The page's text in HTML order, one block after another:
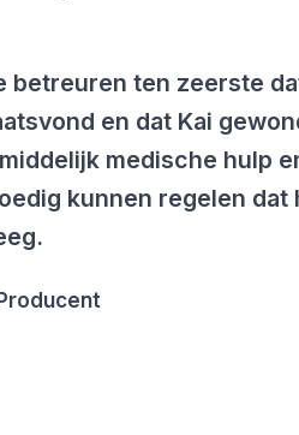
betreuren ten zeerste
en dat Kai
medische hulp
kunnen regelen